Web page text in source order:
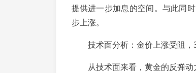
提供进一步加息的空间。与此同
步上涨。
技术面分析：金价上涨受阻，
从技术面来看，黄金的反弹动